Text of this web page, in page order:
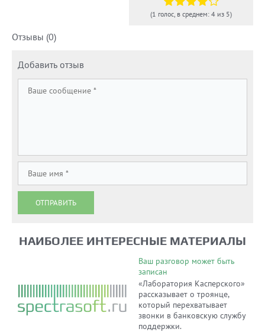
(1 голос, в среднем: 4 из 5)
Отзывы (0)
Добавить отзыв
ОТПРАВИТЬ
НАИБОЛЕЕ ИНТЕРЕСНЫЕ МАТЕРИАЛЫ
Ваш разговор может быть
записан
«Лаборатория Касперского»
рассказывает о троянце,
который перехватывает
звонки в банковскую службу
поддержки.